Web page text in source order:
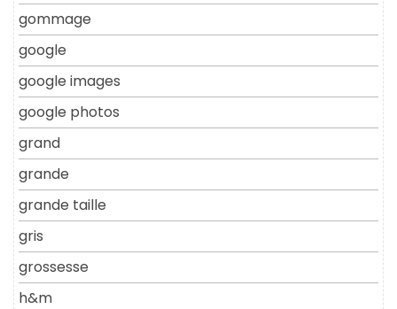
gommage
google
google images
google photos
grand
grande
grande taille
gris
grossesse
h&m